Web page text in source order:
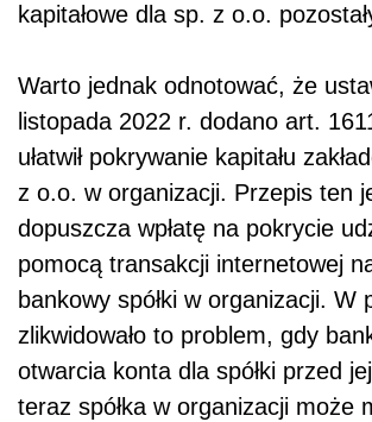
kapitałowe dla sp. z o.o.
Warto jednak odnotować, że
listopada 2022 r. dodano art.
ułatwił pokrywanie kapitału
z o.o. w organizacji. Przepis ten
dopuszcza wpłatę na pokrycie
pomocą transakcji internetowej
bankowy spółki w organizacji. W
zlikwidowało to problem, gdy
otwarcia konta dla spółki przed
teraz spółka w organizacji może